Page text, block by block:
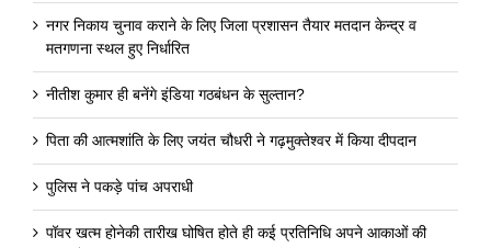
नगर निकाय चुनाव कराने के लिए जिला प्रशासन तैयार मतदान केन्द्र व
मतगणना स्थल हुए निर्धारित
नीतीश कुमार ही बनेंगे इंडिया गठबंधन के सुल्तान?
पिता की आत्मशांति के लिए जयंत चौधरी ने गढ़मुक्तेश्वर में किया दीपदान
पुलिस ने पकड़े पांच अपराधी
पॉवर खत्म होनेकी तारीख घोषित होते ही कई प्रतिनिधि अपने आकाओं की